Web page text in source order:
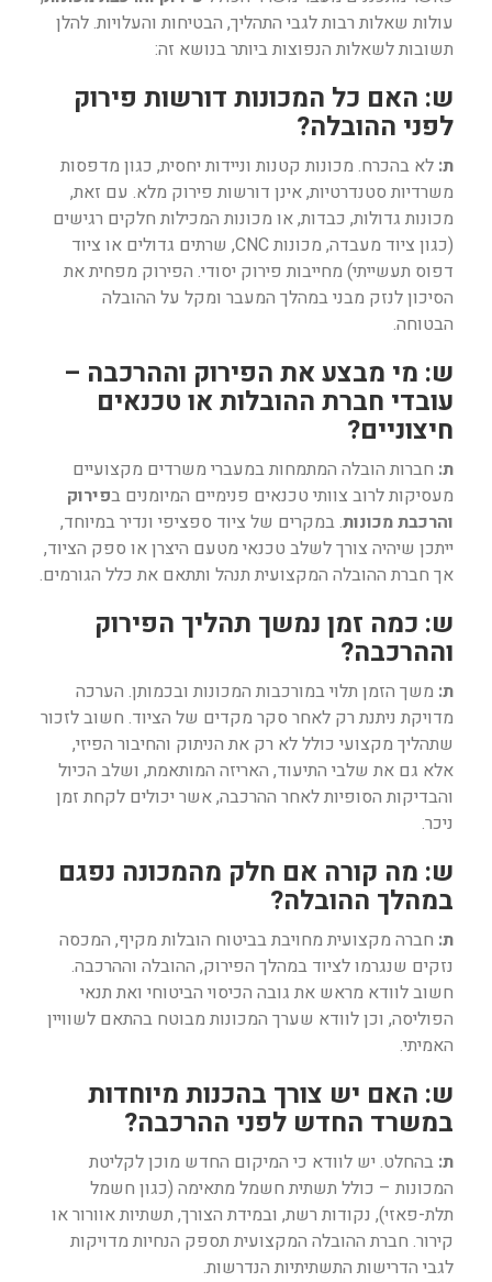
עולות שאלות רבות לגבי התהליך, הבטיחות והעלויות. להלן
תשובות לשאלות הנפוצות ביותר בנושא זה:
ש: האם כל המכונות דורשות פירוק
לפני ההובלה?
ת: לא בהכרח. מכונות קטנות וניידות יחסית, כגון מדפסות
משרדיות סטנדרטיות, אינן דורשות פירוק מלא. עם זאת,
מכונות גדולות, כבדות, או מכונות המכילות חלקים רגישים
(כגון ציוד מעבדה, מכונות CNC, שרתים גדולים או ציוד
דפוס תעשייתי) מחייבות פירוק יסודי. הפירוק מפחית את
הסיכון לנזק מבני במהלך המעבר ומקל על ההובלה
הבטוחה.
ש: מי מבצע את הפירוק וההרכבה –
עובדי חברת ההובלות או טכנאים
חיצוניים?
ת: חברות הובלה המתמחות במעברי משרדים מקצועיים
מעסיקות לרוב צוותי טכנאים פנימיים המיומנים בפירוק
והרכבת מכונות. במקרים של ציוד ספציפי ונדיר במיוחד,
ייתכן שיהיה צורך לשלב טכנאי מטעם היצרן או ספק הציוד,
אך חברת ההובלה המקצועית תנהל ותתאם את כלל הגורמים.
ש: כמה זמן נמשך תהליך הפירוק
וההרכבה?
ת: משך הזמן תלוי במורכבות המכונות ובכמותן. הערכה
מדויקת ניתנת רק לאחר סקר מקדים של הציוד. חשוב לזכור
שתהליך מקצועי כולל לא רק את הניתוק והחיבור הפיזי,
אלא גם את שלבי התיעוד, האריזה המותאמת, ושלב הכיול
והבדיקות הסופיות לאחר ההרכבה, אשר יכולים לקחת זמן
ניכר.
ש: מה קורה אם חלק מהמכונה נפגם
במהלך ההובלה?
ת: חברה מקצועית מחויבת בביטוח הובלות מקיף, המכסה
נזקים שנגרמו לציוד במהלך הפירוק, ההובלה וההרכבה.
חשוב לוודא מראש את גובה הכיסוי הביטוחי ואת תנאי
הפוליסה, וכן לוודא שערך המכונות מבוטח בהתאם לשוויין
האמיתי.
ש: האם יש צורך בהכנות מיוחדות
במשרד החדש לפני ההרכבה?
ת: בהחלט. יש לוודא כי המיקום החדש מוכן לקליטת
המכונות – כולל תשתית חשמל מתאימה (כגון חשמל
תלת-פאזי), נקודות רשת, ובמידת הצורך, תשתיות אוורור או
קירור. חברת ההובלה המקצועית תספק הנחיות מדויקות
לגבי הדרישות התשתיתיות הנדרשות.